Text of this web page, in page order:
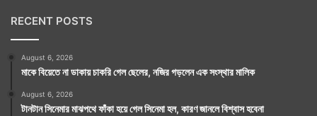
RECENT POSTS
August 6, 2026
মাকে বিয়েতে না ডাকায় চাকরি গেল ছেলের, নজির গড়লেন এক সংস্থার মালিক
August 6, 2026
টানটান সিনেমার মাঝপথে ফাঁকা হয়ে গেল সিনেমা হল, কারণ জানলে বিশ্বাস হবেনা